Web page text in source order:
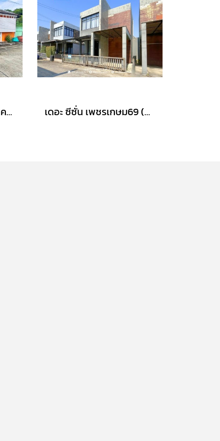
หมู่บ้านฟ้าคราม ลำลูกกาคลอง 2 (ขนาด 40 ตร.ว.) คูคต ปทุมธานี เข้า-ออกได้2เส้นทาง ถ.ลำลูกกา ถ.รังสิต-นครนายก ใกล้รถไฟฟ้าสีเขียว(BTS)สถานีคูคต เดอะ ซีซั่น เพชรเกษม69 (ขนาด 38 ตร.ว.) ถนนเลียบคลองภาษีเจริญฝั่งใต้ เขตหนองแขม เข้าออกได้หลายทางทั้ง ซอยเพชรเกษม ถนนบางบอน และ ถนนพุทธสาคร กทม. : The Season Phetkasem 69